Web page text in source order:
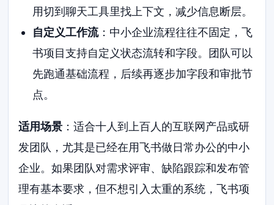
用切到聊天工具里找上下文，减少信息断层。
自定义工作流：中小企业流程往往不固定，飞
书项目支持自定义状态流转和字段。团队可以
先跑通基础流程，后续再逐步加字段和审批节
点。
适用场景 ：适合十人到上百人的互联网产品或研
发团队，尤其是已经在用飞书做日常办公的中小
企业。如果团队对需求评审、缺陷跟踪和发布管
理有基本要求，但不想引入太重的系统，飞书项